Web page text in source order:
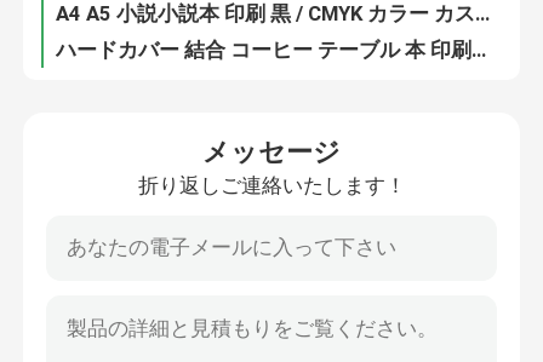
私達に連絡しなさい
引用を要求しなさい
A4 A5 小説小説本 印刷 黒 / CMYK カラー カスタマイズ
ハードカバー 結合 コーヒー テーブル 本 印刷 サービス グラス / マット 層
メッセージ
折り返しご連絡いたします！